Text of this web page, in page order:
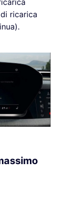
ricarica